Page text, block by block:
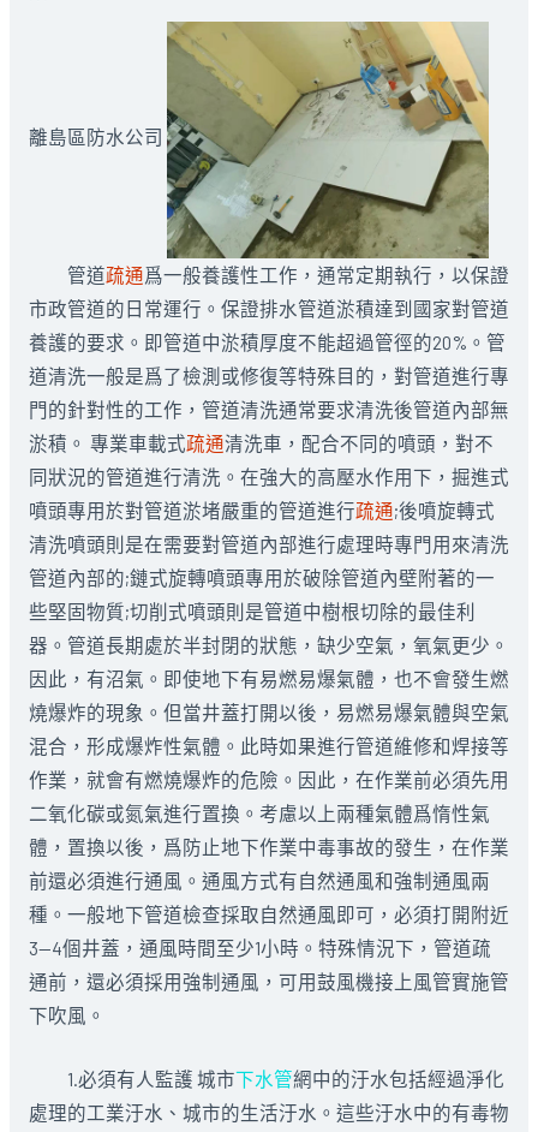
離島區防水公司
管道疏通爲一般養護性工作，通常定期執行，以保證
市政管道的日常運行。保證排水管道淤積達到國家對管道
養護的要求。即管道中淤積厚度不能超過管徑的20%。管
道清洗一般是爲了檢測或修復等特殊目的，對管道進行專
門的針對性的工作，管道清洗通常要求清洗後管道內部無
淤積。 專業車載式疏通清洗車，配合不同的噴頭，對不
同狀況的管道進行清洗。在強大的高壓水作用下，掘進式
噴頭專用於對管道淤堵嚴重的管道進行疏通;後噴旋轉式
清洗噴頭則是在需要對管道內部進行處理時專門用來清洗
管道內部的;鏈式旋轉噴頭專用於破除管道內壁附著的一
些堅固物質;切削式噴頭則是管道中樹根切除的最佳利
器。管道長期處於半封閉的狀態，缺少空氣，氧氣更少。
因此，有沼氣。即使地下有易燃易爆氣體，也不會發生燃
燒爆炸的現象。但當井蓋打開以後，易燃易爆氣體與空氣
混合，形成爆炸性氣體。此時如果進行管道維修和焊接等
作業，就會有燃燒爆炸的危險。因此，在作業前必須先用
二氧化碳或氮氣進行置換。考慮以上兩種氣體爲惰性氣
體，置換以後，爲防止地下作業中毒事故的發生，在作業
前還必須進行通風。通風方式有自然通風和強制通風兩
種。一般地下管道檢查採取自然通風即可，必須打開附近
3—4個井蓋，通風時間至少1小時。特殊情況下，管道疏
通前，還必須採用強制通風，可用鼓風機接上風管實施管
下吹風。
1.必須有人監護 城市下水管網中的汙水包括經過淨化
處理的工業汙水、城市的生活汙水。這些汙水中的有毒物